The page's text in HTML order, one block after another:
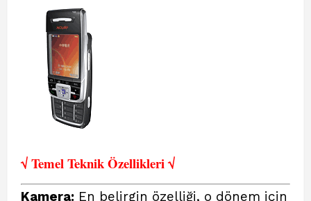
√ Temel Teknik Özellikleri √
Kamera: En belirgin özelliği, o dönem için